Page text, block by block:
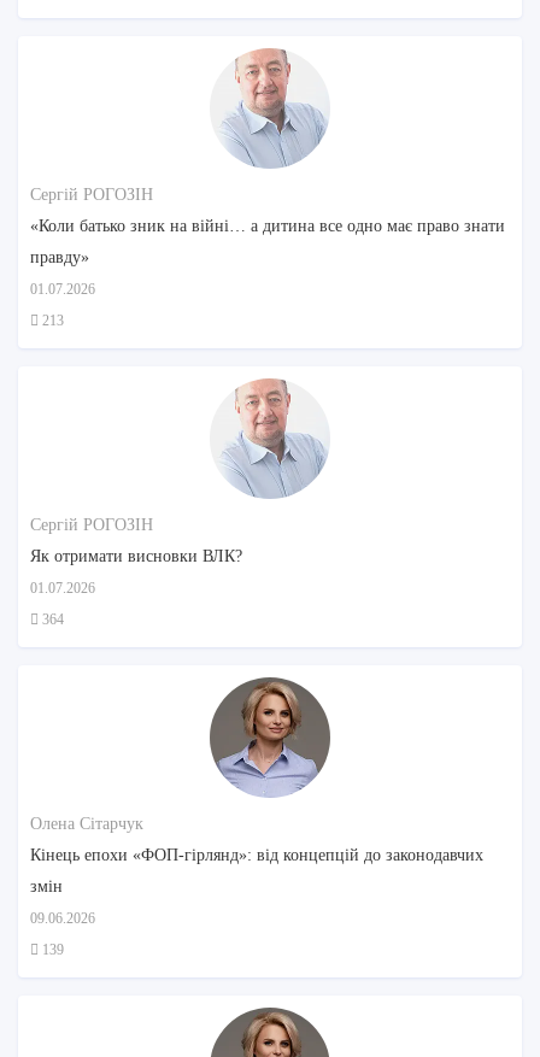
Сергій РОГОЗІН
«Коли батько зник на війні… а дитина все одно має право знати
правду»
01.07.2026
213
Сергій РОГОЗІН
Як отримати висновки ВЛК?
01.07.2026
364
Олена Сітарчук
Кінець епохи «ФОП-гірлянд»: від концепцій до законодавчих
змін
09.06.2026
139